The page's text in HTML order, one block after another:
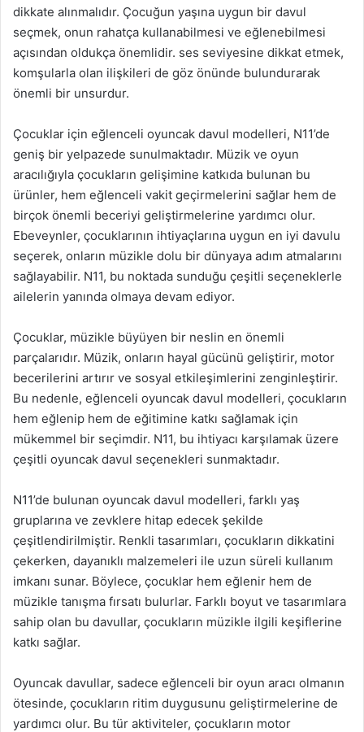
dikkate alınmalıdır. Çocuğun yaşına uygun bir davul
seçmek, onun rahatça kullanabilmesi ve eğlenebilmesi
açısından oldukça önemlidir. ses seviyesine dikkat etmek,
komşularla olan ilişkileri de göz önünde bulundurarak
önemli bir unsurdur.
Çocuklar için eğlenceli oyuncak davul modelleri, N11’de
geniş bir yelpazede sunulmaktadır. Müzik ve oyun
aracılığıyla çocukların gelişimine katkıda bulunan bu
ürünler, hem eğlenceli vakit geçirmelerini sağlar hem de
birçok önemli beceriyi geliştirmelerine yardımcı olur.
Ebeveynler, çocuklarının ihtiyaçlarına uygun en iyi davulu
seçerek, onların müzikle dolu bir dünyaya adım atmalarını
sağlayabilir. N11, bu noktada sunduğu çeşitli seçeneklerle
ailelerin yanında olmaya devam ediyor.
Çocuklar, müzikle büyüyen bir neslin en önemli
parçalarıdır. Müzik, onların hayal gücünü geliştirir, motor
becerilerini artırır ve sosyal etkileşimlerini zenginleştirir.
Bu nedenle, eğlenceli oyuncak davul modelleri, çocukların
hem eğlenip hem de eğitimine katkı sağlamak için
mükemmel bir seçimdir. N11, bu ihtiyacı karşılamak üzere
çeşitli oyuncak davul seçenekleri sunmaktadır.
N11’de bulunan oyuncak davul modelleri, farklı yaş
gruplarına ve zevklere hitap edecek şekilde
çeşitlendirilmiştir. Renkli tasarımları, çocukların dikkatini
çekerken, dayanıklı malzemeleri ile uzun süreli kullanım
imkanı sunar. Böylece, çocuklar hem eğlenir hem de
müzikle tanışma fırsatı bulurlar. Farklı boyut ve tasarımlara
sahip olan bu davullar, çocukların müzikle ilgili keşiflerine
katkı sağlar.
Oyuncak davullar, sadece eğlenceli bir oyun aracı olmanın
ötesinde, çocukların ritim duygusunu geliştirmelerine de
yardımcı olur. Bu tür aktiviteler, çocukların motor